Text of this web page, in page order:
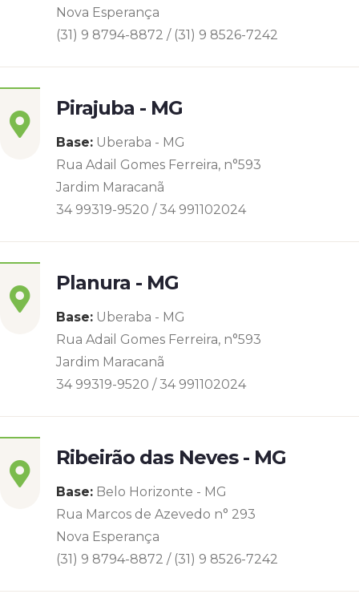
Nova Esperança
(31) 9 8794-8872 / (31) 9 8526-7242
Pirajuba - MG
Base: Uberaba - MG
Rua Adail Gomes Ferreira, n°593
Jardim Maracanã
34 99319-9520 / 34 991102024
Planura - MG
Base: Uberaba - MG
Rua Adail Gomes Ferreira, n°593
Jardim Maracanã
34 99319-9520 / 34 991102024
Ribeirão das Neves - MG
Base: Belo Horizonte - MG
Rua Marcos de Azevedo n° 293
Nova Esperança
(31) 9 8794-8872 / (31) 9 8526-7242